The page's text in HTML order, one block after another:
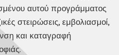
αυτού προγράμματος
στειρώσεις, εμβολιασμοί,
και καταγραφή